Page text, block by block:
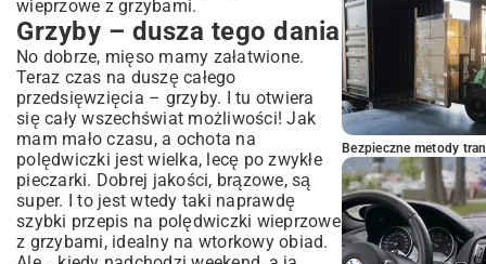
wieprzowe z grzybami.
Grzyby – dusza tego dania
No dobrze, mięso mamy załatwione.
Teraz czas na duszę całego
przedsięwzięcia – grzyby. I tu otwiera
się cały wszechświat możliwości! Jak
mam mało czasu, a ochota na
polędwiczki jest wielka, lecę po zwykłe
pieczarki. Dobrej jakości, brązowe, są
super. I to jest wtedy taki naprawdę
szybki przepis na polędwiczki wieprzowe
z grzybami, idealny na wtorkowy obiad.
Bezpieczne metody